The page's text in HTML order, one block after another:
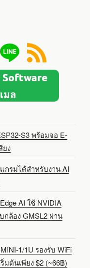
S3 พร้อมจอ E-
ยง
กรมได้สำหรับงาน AI
AI ใช้ NVIDIA
กล้อง GMSL2 ผ่าน
1/1U รองรับ WiFi
มต้นเพียง $2 (~66฿)